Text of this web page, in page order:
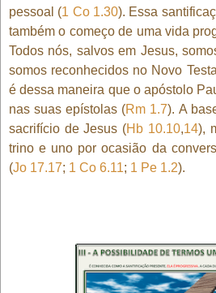
pessoal (1 Co 1.30). Essa
também o começo de uma vida
Todos nós, salvos em Jesus,
somos reconhecidos no Novo
é dessa maneira que o apóstolo
nas suas epístolas (Rm 1.7). A
sacrifício de Jesus (Hb 10.10,14),
trino e uno por ocasião da
(Jo 17.17; 1 Co 6.11; 1 Pe 1.2).